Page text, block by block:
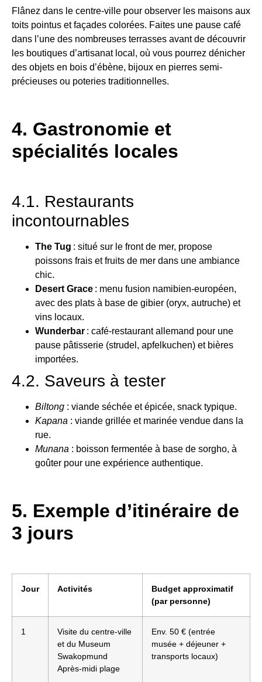
Flânez dans le centre-ville pour observer les maisons aux
toits pointus et façades colorées. Faites une pause café
dans l’une des nombreuses terrasses avant de découvrir
les boutiques d’artisanat local, où vous pourrez dénicher
des objets en bois d’ébène, bijoux en pierres semi-
précieuses ou poteries traditionnelles.
4. Gastronomie et
spécialités locales
4.1. Restaurants
incontournables
The Tug : situé sur le front de mer, propose
poissons frais et fruits de mer dans une ambiance
chic.
Desert Grace : menu fusion namibien-européen,
avec des plats à base de gibier (oryx, autruche) et
vins locaux.
Wunderbar : café-restaurant allemand pour une
pause pâtisserie (strudel, apfelkuchen) et bières
importées.
4.2. Saveurs à tester
Biltong : viande séchée et épicée, snack typique.
Kapana : viande grillée et marinée vendue dans la
rue.
Munana : boisson fermentée à base de sorgho, à
goûter pour une expérience authentique.
5. Exemple d’itinéraire de
3 jours
Jour Activités
Budget approximatif
(par personne)
1
Visite du centre-ville
et du Museum
Swakopmund
Après-midi plage
Env. 50 € (entrée
musée + déjeuner +
transports locaux)